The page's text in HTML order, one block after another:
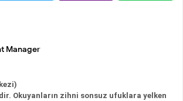
Manager
Okuyanların zihni sonsuz ufuklara yelken